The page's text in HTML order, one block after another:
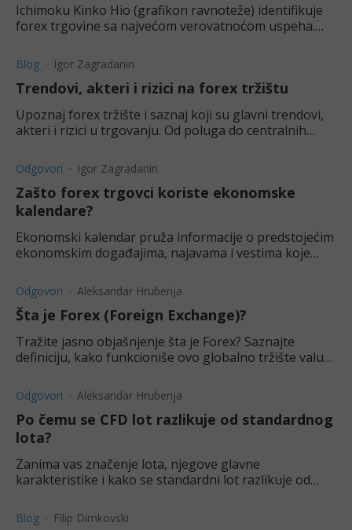
Ichimoku Kinko Hio (grafikon ravnoteže) identifikuje
forex trgovine sa najvećom verovatnoćom uspeha.
Blog Igor Zagradanin
Trendovi, akteri i rizici na forex tržištu
Upoznaj forex tržište i saznaj koji su glavni trendovi,
akteri i rizici u trgovanju. Od poluga do centralnih
Odgovori Igor Zagradanin
Zašto forex trgovci koriste ekonomske
kalendare?
Ekonomski kalendar pruža informacije o predstojećim
ekonomskim događajima, najavama i vestima koje
Odgovori Aleksandar Hrubenja
Šta je Forex (Foreign Exchange)?
Tražite jasno objašnjenje šta je Forex? Saznajte
definiciju, kako funkcioniše ovo globalno tržište valuta
Odgovori Aleksandar Hrubenja
Po čemu se CFD lot razlikuje od standardnog
lota?
Zanima vas značenje lota, njegove glavne
karakteristike i kako se standardni lot razlikuje od
Blog Filip Dimkovski